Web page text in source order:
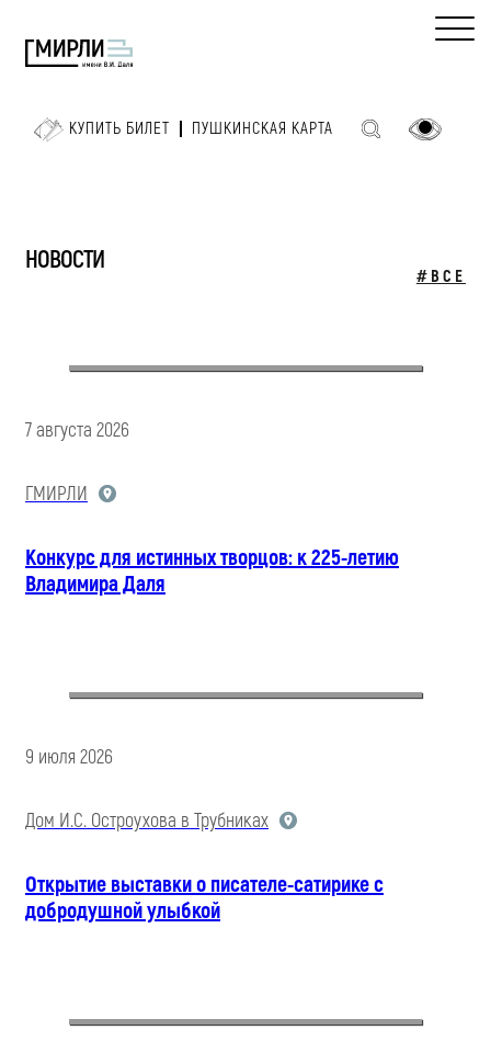
КУПИТЬ БИЛЕТ ПУШКИНСКАЯ КАРТА
НОВОСТИ
#ВСЕ
7 августа 2026
ГМИРЛИ
Конкурс для истинных творцов: к 225-летию
Владимира Даля
9 июля 2026
Дом И.С. Остроухова в Трубниках
Открытие выставки о писателе-сатирике с
добродушной улыбкой